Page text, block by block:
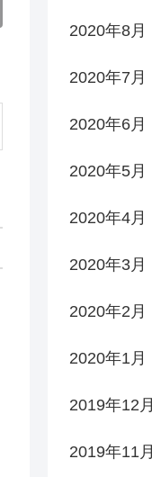
2020年8月
2020年7月
2020年6月
2020年5月
2020年4月
2020年3月
2020年2月
2020年1月
2019年12月
2019年11月